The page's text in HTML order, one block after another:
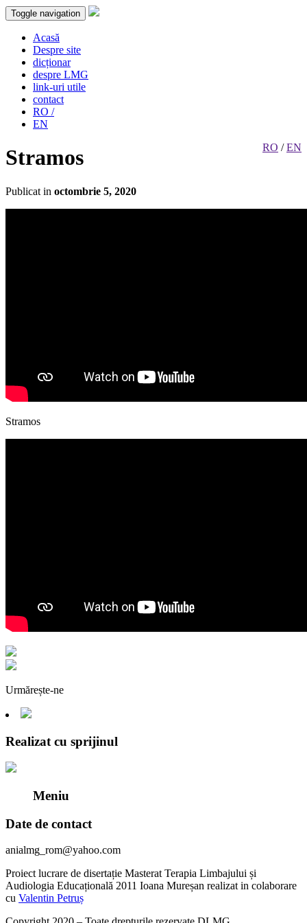
Toggle navigation
Acasă
Despre site
dicționar
despre LMG
link-uri utile
contact
RO /
EN
RO /EN
Stramos
Publicat in octombrie 5, 2020
Stramos
Urmărește-ne
Realizat cu sprijinul
Meniu
Date de contact
anialmg_rom@yahoo.com
Proiect lucrare de disertație Masterat Terapia Limbajului și
Audiologia Educațională 2011 Ioana Mureșan realizat in colaborare
cu Valentin Petruș